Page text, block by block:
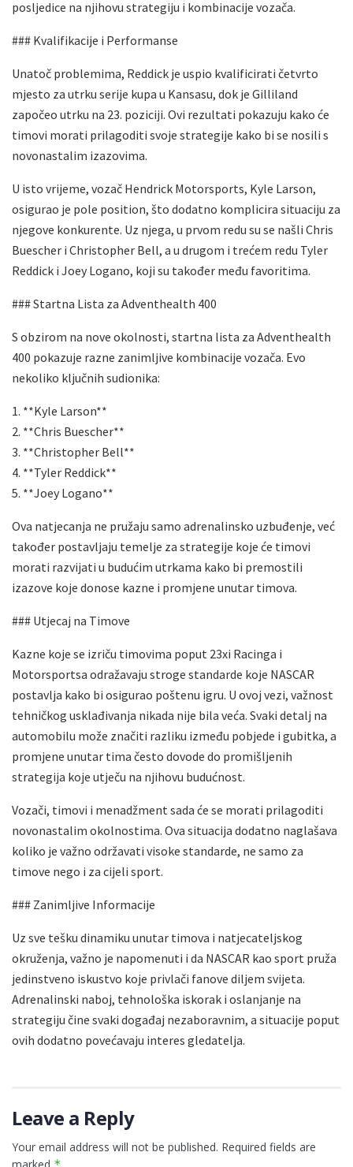
posljedice na njihovu strategiju i kombinacije vozača.
### Kvalifikacije i Performanse
Unatoč problemima, Reddick je uspio kvalificirati četvrto
mjesto za utrku serije kupa u Kansasu, dok je Gilliland
započeo utrku na 23. poziciji. Ovi rezultati pokazuju kako će
timovi morati prilagoditi svoje strategije kako bi se nosili s
novonastalim izazovima.
U isto vrijeme, vozač Hendrick Motorsports, Kyle Larson,
osigurao je pole position, što dodatno komplicira situaciju za
njegove konkurente. Uz njega, u prvom redu su se našli Chris
Buescher i Christopher Bell, a u drugom i trećem redu Tyler
Reddick i Joey Logano, koji su također među favoritima.
### Startna Lista za Adventhealth 400
S obzirom na nove okolnosti, startna lista za Adventhealth
400 pokazuje razne zanimljive kombinacije vozača. Evo
nekoliko ključnih sudionika:
1. **Kyle Larson**
2. **Chris Buescher**
3. **Christopher Bell**
4. **Tyler Reddick**
5. **Joey Logano**
Ova natjecanja ne pružaju samo adrenalinsko uzbuđenje, već
također postavljaju temelje za strategije koje će timovi
morati razvijati u budućim utrkama kako bi premostili
izazove koje donose kazne i promjene unutar timova.
### Utjecaj na Timove
Kazne koje se izriču timovima poput 23xi Racinga i
Motorsportsa odražavaju stroge standarde koje NASCAR
postavlja kako bi osigurao poštenu igru. U ovoj vezi, važnost
tehničkog usklađivanja nikada nije bila veća. Svaki detalj na
automobilu može značiti razliku između pobjede i gubitka, a
promjene unutar tima često dovode do promišljenih
strategija koje utječu na njihovu budućnost.
Vozači, timovi i menadžment sada će se morati prilagoditi
novonastalim okolnostima. Ova situacija dodatno naglašava
koliko je važno održavati visoke standarde, ne samo za
timove nego i za cijeli sport.
### Zanimljive Informacije
Uz sve tešku dinamiku unutar timova i natjecateljskog
okruženja, važno je napomenuti i da NASCAR kao sport pruža
jedinstveno iskustvo koje privlači fanove diljem svijeta.
Adrenalinski naboj, tehnološka iskorak i oslanjanje na
strategiju čine svaki događaj nezaboravnim, a situacije poput
ovih dodatno povećavaju interes gledatelja.
Leave a Reply
Your email address will not be published. Required fields are
marked *